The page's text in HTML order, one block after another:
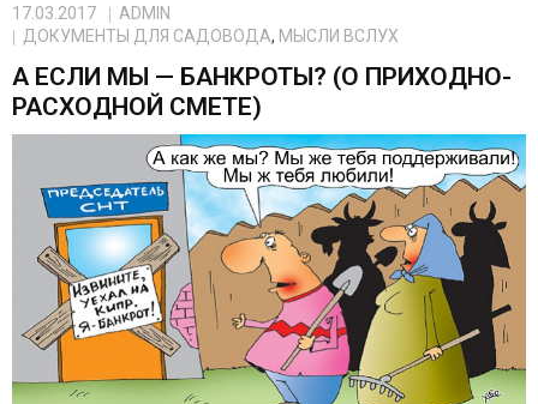
17.03.2017
ADMIN
ДОКУМЕНТЫ ДЛЯ САДОВОДА, МЫСЛИ ВСЛУХ
А ЕСЛИ МЫ — БАНКРОТЫ? (О ПРИХОДНО-
РАСХОДНОЙ СМЕТЕ)